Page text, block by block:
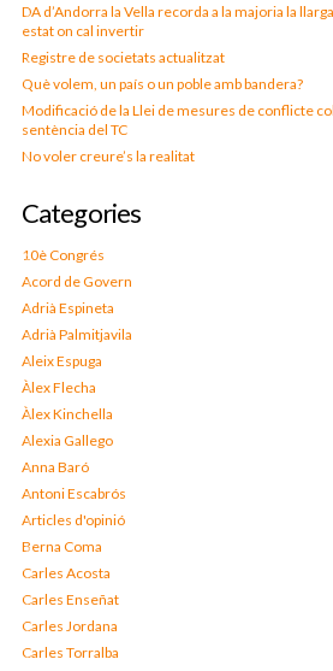
DA d’Andorra la Vella recorda a la majoria la
estat on cal invertir
Registre de societats actualitzat
Què volem, un país o un poble amb bandera?
Modificació de la Llei de mesures de conflicte
sentència del TC
No voler creure’s la realitat
Categories
10è Congrés
Acord de Govern
Adrià Espineta
Adrià Palmitjavila
Aleix Espuga
Àlex Flecha
Àlex Kinchella
Alexia Gallego
Anna Baró
Antoni Escabrós
Articles d'opinió
Berna Coma
Carles Acosta
Carles Enseñat
Carles Jordana
Carles Torralba